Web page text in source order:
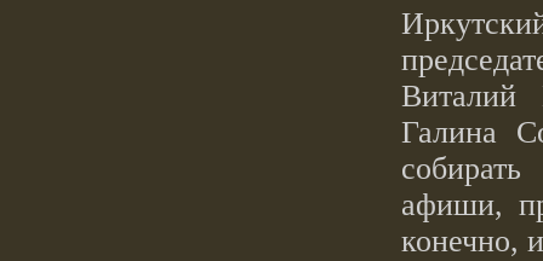
Виталий
Галина
афиши,
конечно,